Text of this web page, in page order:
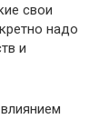
свои
надо
и